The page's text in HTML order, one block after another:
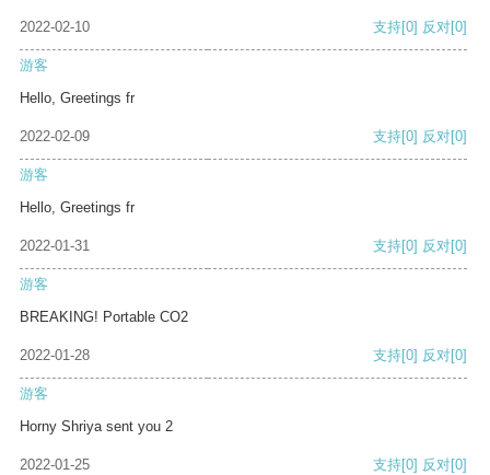
2022-02-10 支持[0] 反对[0]
游客
Hello, Greetings fr
2022-02-09 支持[0] 反对[0]
游客
Hello, Greetings fr
2022-01-31 支持[0] 反对[0]
游客
BREAKING! Portable CO2
2022-01-28 支持[0] 反对[0]
游客
Horny Shriya sent you 2
2022-01-25 支持[0] 反对[0]